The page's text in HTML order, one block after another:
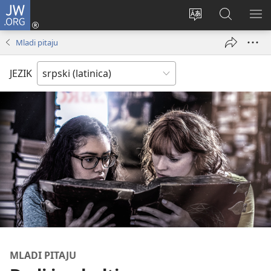
JW.ORG
Promeni
Prijava
(otvara
Pretraga
sajta
JW.ORG
Mladi pitaju
JEZIK
MLADI PITAJU